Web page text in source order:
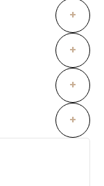
+
+
+
+